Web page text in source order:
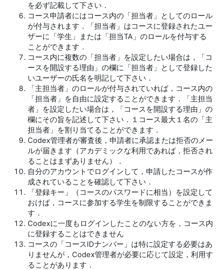
を必ず記載して下さい．
コース申請者にはコース内の「担当者」としてのロール
が付与されます．「担当者」はコースに登録されたユー
ザーに「学生」または「担当TA」のロールを付与する
ことができます．
コース内に複数の「担当者」を設定したい場合は，「コ
ースを開設する理由」の欄に「担当者」として登録した
いユーザーの氏名を明記して下さい．
「主担当者」のロールが付与されていれば，コース内の
「担当者」を自由に設定することができます．「主担当
者」を設定したい場合は，「コースを開設する理由」の
欄にその旨を記述して下さい．１コース最大１名の「主
担当者」を割り当てることができます．
Codex管理者が審査後，申請者に承認または拒否のメー
ルが届きます（アカデミックな利用であれば，拒否され
ることはまずありません）．
自分のアカウントでログインして，申請したコースが作
成されていることを確認して下さい．
「登録キー」（コースのパスワードに相当）を設定して
おけば，コースに参加する学生を制限することができま
す．
Codexに一度もログインしたことのない方を，コース内
に登録することはできません
コースの「コースIDナンバー」は特に設定する必要はあ
りませんが，Codex管理者が必要に応じて設定，利用す
ることがあります．